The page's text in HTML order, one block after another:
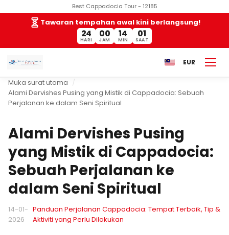
Best Cappadocia Tour - 12185
Tawaran tempahan awal kini berlangsung!
24
HARI
00
JAM
14
MIN
00
SAAT
EUR
Muka surat utama
Alami Dervishes Pusing yang Mistik di Cappadocia: Sebuah
Perjalanan ke dalam Seni Spiritual
Alami Dervishes Pusing
yang Mistik di Cappadocia:
Sebuah Perjalanan ke
dalam Seni Spiritual
14-01-
2026
Panduan Perjalanan Cappadocia: Tempat Terbaik, Tip &
Aktiviti yang Perlu Dilakukan